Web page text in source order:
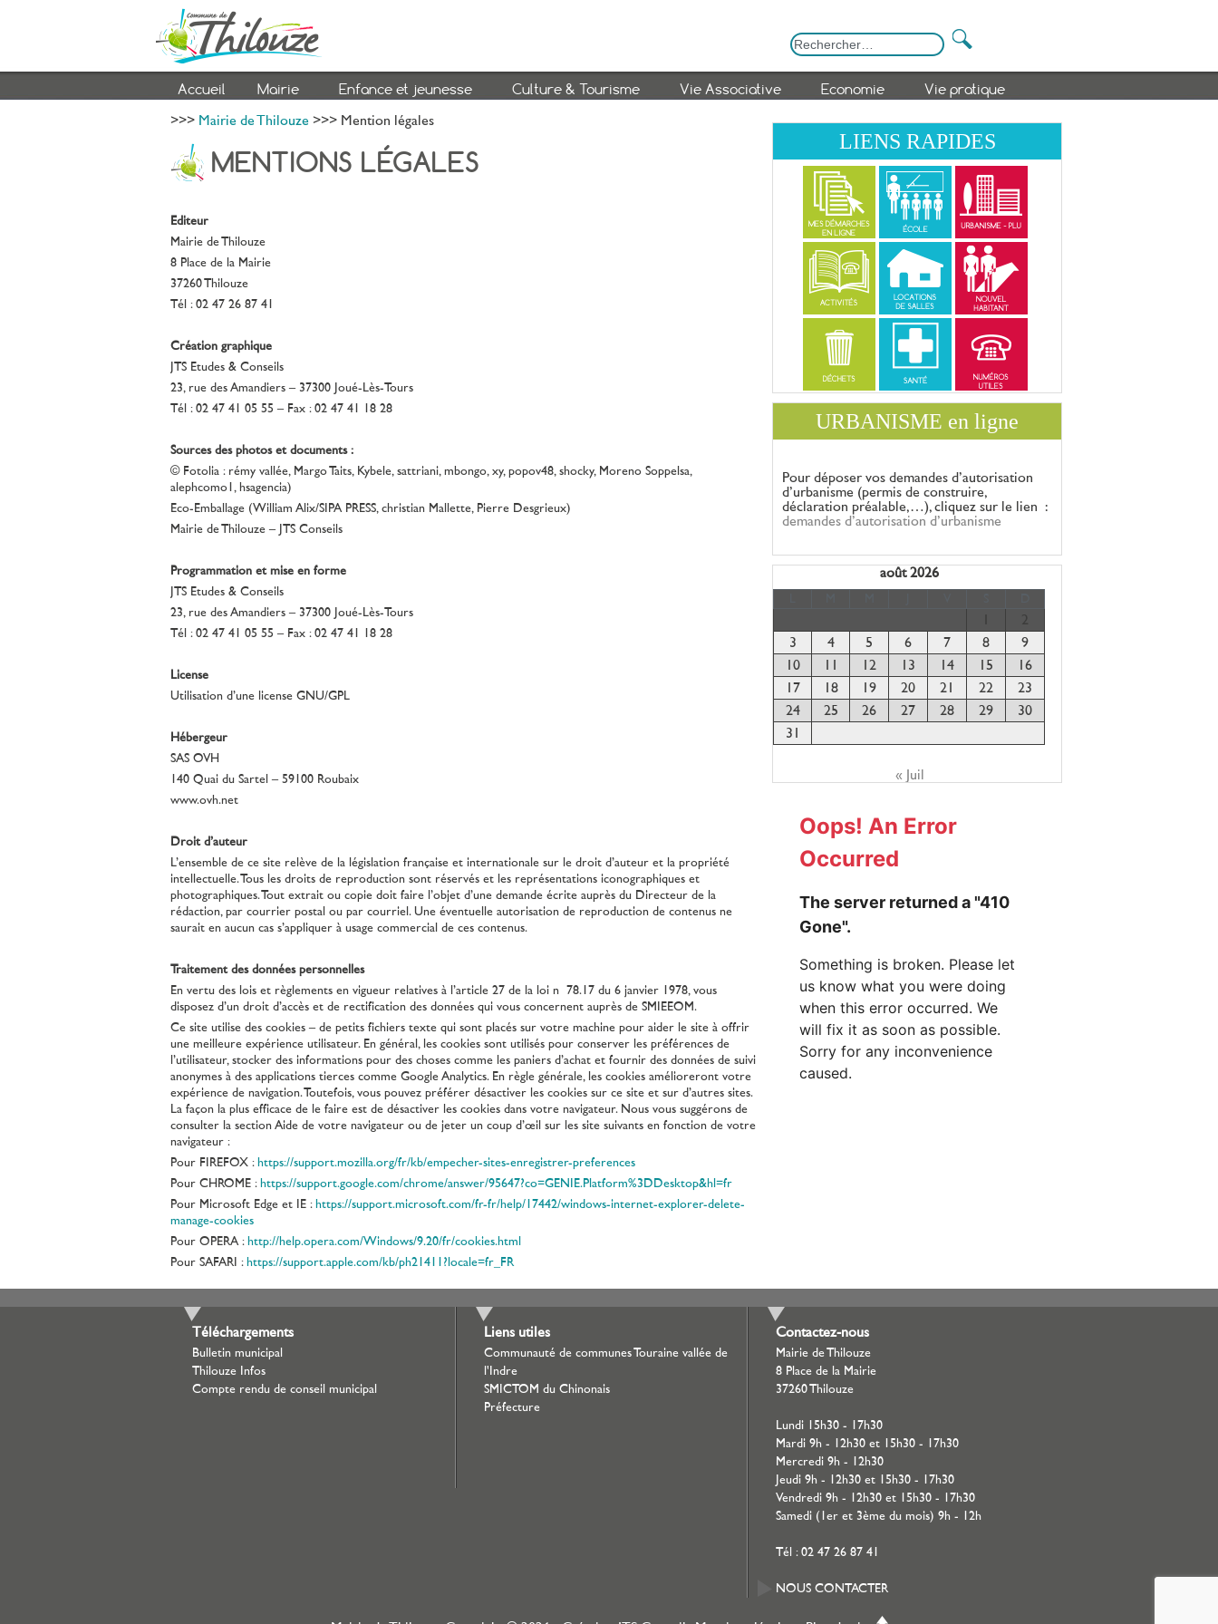
Accueil Mairie Enfance et jeunesse Culture & Tourisme Vie Associative Economie Vie pratique
>>> Mairie de Thilouze >>> Mention légales
MENTIONS LÉGALES
Editeur
Mairie de Thilouze
8 Place de la Mairie
37260 Thilouze
Tél : 02 47 26 87 41
Création graphique
JTS Etudes & Conseils
23, rue des Amandiers – 37300 Joué-Lès-Tours
Tél : 02 47 41 05 55 – Fax : 02 47 41 18 28
Sources des photos et documents :
© Fotolia : rémy vallée, Margo Taits, Kybele, sattriani, mbongo, xy, popov48, shocky, Moreno Soppelsa,
alephcomo1, hsagencia)
Eco-Emballage (William Alix/SIPA PRESS, christian Mallette, Pierre Desgrieux)
Mairie de Thilouze – JTS Conseils
Programmation et mise en forme
JTS Etudes & Conseils
23, rue des Amandiers – 37300 Joué-Lès-Tours
Tél : 02 47 41 05 55 – Fax : 02 47 41 18 28
License
Utilisation d’une license GNU/GPL
Hébergeur
SAS OVH
140 Quai du Sartel – 59100 Roubaix
www.ovh.net
Droit d’auteur
L’ensemble de ce site relève de la législation française et internationale sur le droit d’auteur et la propriété
intellectuelle. Tous les droits de reproduction sont réservés et les représentations iconographiques et
photographiques. Tout extrait ou copie doit faire l’objet d’une demande écrite auprès du Directeur de la
rédaction, par courrier postal ou par courriel. Une éventuelle autorisation de reproduction de contenus ne
saurait en aucun cas s’appliquer à usage commercial de ces contenus.
Traitement des données personnelles
En vertu des lois et règlements en vigueur relatives à l’article 27 de la loi n° 78.17 du 6 janvier 1978, vous
disposez d’un droit d’accès et de rectification des données qui vous concernent auprès de SMIEEOM.
Ce site utilise des cookies – de petits fichiers texte qui sont placés sur votre machine pour aider le site à offrir
une meilleure expérience utilisateur. En général, les cookies sont utilisés pour conserver les préférences de
l’utilisateur, stocker des informations pour des choses comme les paniers d’achat et fournir des données de suivi
anonymes à des applications tierces comme Google Analytics. En règle générale, les cookies amélioreront votre
expérience de navigation. Toutefois, vous pouvez préférer désactiver les cookies sur ce site et sur d’autres sites.
La façon la plus efficace de le faire est de désactiver les cookies dans votre navigateur. Nous vous suggérons de
consulter la section Aide de votre navigateur ou de jeter un coup d’œil sur les site suivants en fonction de votre
navigateur :
Pour FIREFOX : https://support.mozilla.org/fr/kb/empecher-sites-enregistrer-preferences
Pour CHROME : https://support.google.com/chrome/answer/95647?co=GENIE.Platform%3DDesktop&hl=fr
Pour Microsoft Edge et IE : https://support.microsoft.com/fr-fr/help/17442/windows-internet-explorer-delete-
manage-cookies
Pour OPERA : http://help.opera.com/Windows/9.20/fr/cookies.html
Pour SAFARI : https://support.apple.com/kb/ph21411?locale=fr_FR
LIENS RAPIDES
URBANISME en ligne
Pour déposer vos demandes d’autorisation
d’urbanisme (permis de construire,
déclaration préalable,…), cliquez sur le lien :
demandes d’autorisation d’urbanisme
août 2026
2
3
4 5 6 7 8
9
10
12 13 14 15
16
17
18 19 20 21 22
23
24
25 26 27 28 29
30
31
« Juil
Téléchargements
Bulletin municipal
Thilouze Infos
Compte rendu de conseil municipal
Liens utiles
Communauté de communes Touraine vallée de
l'Indre
SMICTOM du Chinonais
Préfecture
Contactez-nous
Mairie de Thilouze
8 Place de la Mairie
37260 Thilouze
Lundi 15h30 - 17h30
Mardi 9h - 12h30 et 15h30 - 17h30
Mercredi 9h - 12h30
Jeudi 9h - 12h30 et 15h30 - 17h30
Vendredi 9h - 12h30 et 15h30 - 17h30
Samedi (1er et 3ème du mois) 9h - 12h
Tél : 02 47 26 87 41
NOUS CONTACTER